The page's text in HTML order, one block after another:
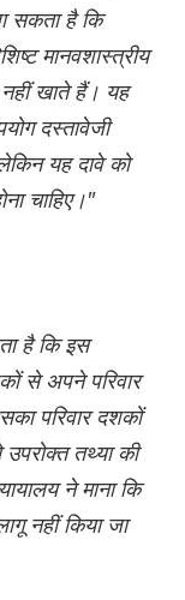
सकता है कि
मानवशास्त्रीय
खाते हैं। यह
दस्तावेजी
यह दावे को
चाहिए।"
है कि इस
से अपने परिवार
परिवार दशकों
तथ्या की
ने माना कि
नहीं किया जा